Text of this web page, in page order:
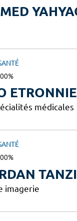
médicales
imagerie